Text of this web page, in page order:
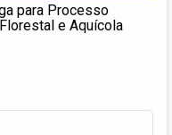
para Processo
e Aquícola